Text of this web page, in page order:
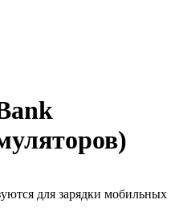
для зарядки мобильных